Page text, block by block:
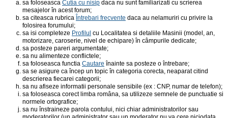
sa foloseasca Cutia cu nisip daca nu sunt familiarizati cu scrierea
mesajelor în acest forum;
sa citeasca rubrica Întrebari frecvente daca au nelamuriri cu privire la
folosirea forumului;
sa isi completeze Profilul cu Localitatea si detaliile Masinii (model, an,
motorizare, caroserie, nivel de echipare) în câmpurile dedicate;
sa posteze pareri argumentate;
sa nu alimenteze conflictele;
sa foloseasca functia Cautare înainte sa posteze o întrebare;
sa se asigure ca încep un topic în categoria corecta, neaparat citind
descrierea fiecarei categorii;
sa nu afiseze informatii personale sensibile (ex : CNP, numar de telefon);
sa foloseasca corect limba româna, sa utilizeze semnele de punctuatie si
normele ortografice;
sa nu înstraineze parola contului, nici chiar administratorilor sau